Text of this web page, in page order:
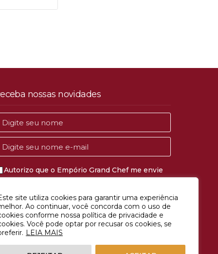
site utiliza cookies para garantir uma experiência
Ao continuar, você concorda com o uso de
conforme nossa política de privacidade e
Você pode optar por recusar os cookies, se
LEIA MAIS
nossas novidades
Autorizo que o Empório Grand Chef me envie
CADASTRAR